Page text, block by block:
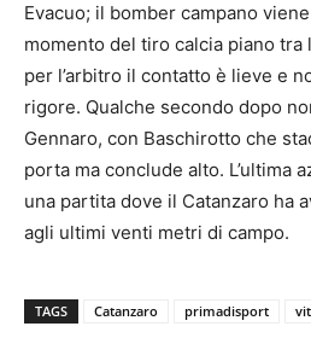
Evacuo; il bomber campano
momento del tiro calcia piano
per l’arbitro il contatto è lieve e
rigore. Qualche secondo dopo
Gennaro, con Baschirotto che
porta ma conclude alto. L’ultima
una partita dove il Catanzaro ha
agli ultimi venti metri di campo.
TAGS Catanzaro primadisport